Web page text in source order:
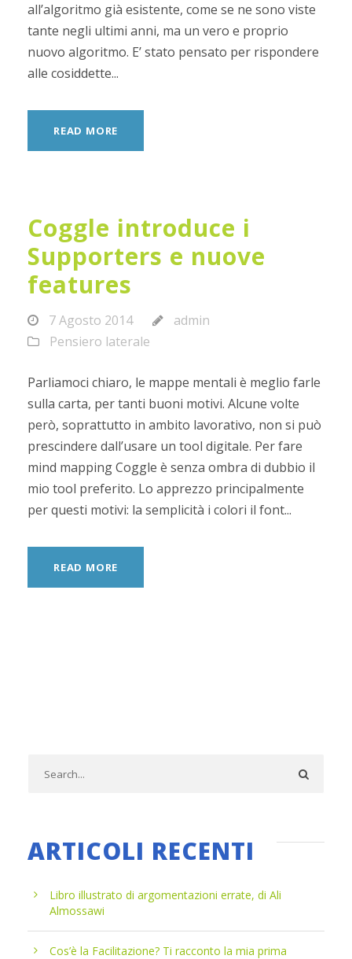
all’algoritmo già esistente, come se ne sono viste
tante negli ultimi anni, ma un vero e proprio
nuovo algoritmo. E’ stato pensato per rispondere
alle cosiddette...
READ MORE
Coggle introduce i
Supporters e nuove
features
7 Agosto 2014
admin
Pensiero laterale
Parliamoci chiaro, le mappe mentali è meglio farle
sulla carta, per tanti buoni motivi. Alcune volte
però, soprattutto in ambito lavorativo, non si può
prescindere dall’usare un tool digitale. Per fare
mind mapping Coggle è senza ombra di dubbio il
mio tool preferito. Lo apprezzo principalmente
per questi motivi: la semplicità i colori il font...
READ MORE
ARTICOLI RECENTI
Libro illustrato di argomentazioni errate, di Ali
Almossawi
Cos’è la Facilitazione? Ti racconto la mia prima